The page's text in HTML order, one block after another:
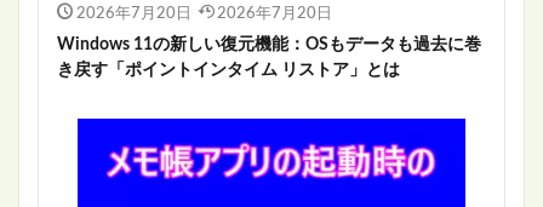
2026年7月20日 2026年7月20日
Windows 11の新しい復元機能：OSもデータも過去に巻
き戻す「ポイントインタイム リストア」とは